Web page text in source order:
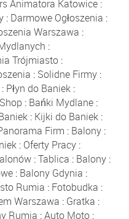
Animatora Katowice :
: Darmowe Ogłoszenia :
Warszawa :
:
Trójmiasto :
: Solidne Firmy :
: Płyn do Baniek:
: Bańki Mydlane :
: Kijki do Baniek :
Firm : Balony :
: Oferty Pracy:
:Tablica : Balony:
: Balony Gdynia :
Rumia : Fotobudka :
Warszawa : Gratka :
Rumia :Auto Moto :